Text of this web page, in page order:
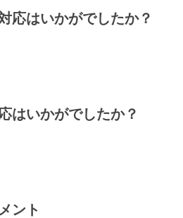
応はいかがでしたか？
はいかがでしたか？
ント